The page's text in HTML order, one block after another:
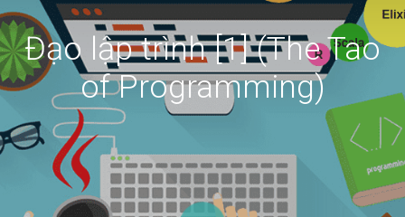
Đạo lập trình [1] (The Tao
of Programming)